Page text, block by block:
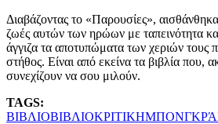
Διαβάζοντας το «Παρουσίες»,
ζωές αυτών των ηρώων με ταπεινότητα
άγγιζα τα αποτυπώματα των χεριών τους
στήθος. Είναι από εκείνα τα βιβλία που,
συνεχίζουν να σου μιλούν.
TAGS:
ΒΙΒΛΙΟΒΙΒΛΙΟΚΡΙΤΙΚΗ